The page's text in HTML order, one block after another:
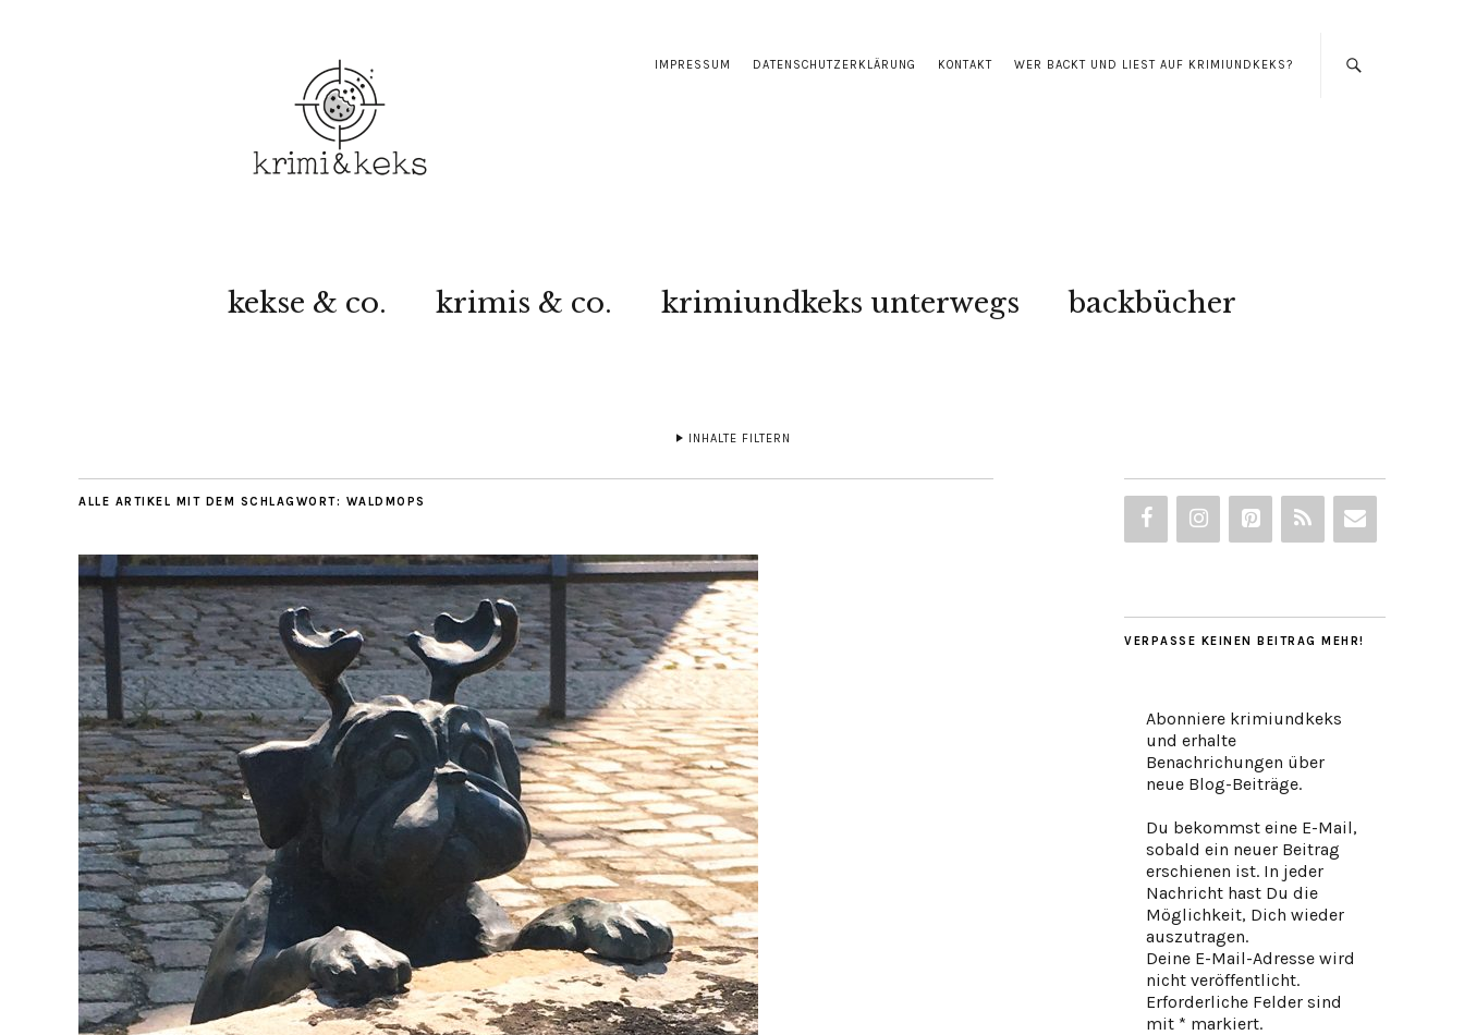
IMPRESSUM DATENSCHUTZERKLÄRUNG KONTAKT WER BACKT UND LIEST AUF KRIMIUNDKEKS?
kekse & co. krimis & co. krimiundkeks unterwegs backbücher
INHALTE FILTERN
ALLE ARTIKEL MIT DEM SCHLAGWORT: WALDMOPS
VERPASSE KEINEN BEITRAG MEHR!
Abonniere krimiundkeks
und erhalte
Benachrichungen über
neue Blog-Beiträge.
Du bekommst eine E-Mail,
sobald ein neuer Beitrag
erschienen ist. In jeder
Nachricht hast Du die
Möglichkeit, Dich wieder
auszutragen.
Deine E-Mail-Adresse wird
nicht veröffentlicht.
Erforderliche Felder sind
mit * markiert.